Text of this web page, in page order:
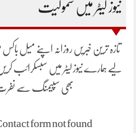
نیوز لیٹر میں شمولیت
تازہ ترین خبریں روزانہ اپنے میل
لیے ہمارے نیوز لیٹر میں سبسکرائب
بھی سپیمنگ سے
form not found.